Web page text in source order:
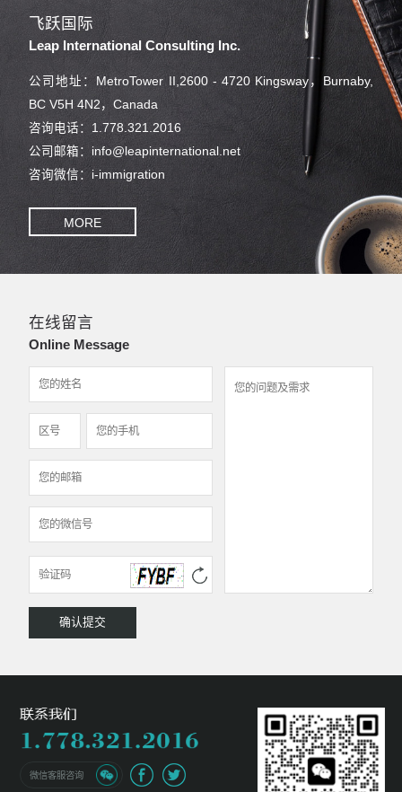
飞跃国际
Leap International Consulting Inc.
公司地址：MetroTower II,2600 - 4720 Kingsway，Burnaby,
BC V5H 4N2，Canada
咨询电话：1.778.321.2016
公司邮箱：info@leapinternational.net
咨询微信：i-immigration
MORE
在线留言
Online Message
微信客服咨询